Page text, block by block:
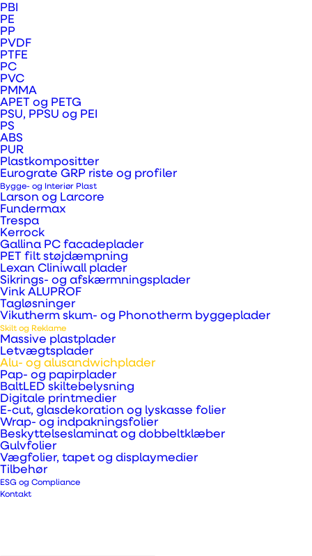
PBI
PE
PP
PVDF
PTFE
PC
PVC
PMMA
APET og PETG
PSU, PPSU og PEI
PS
ABS
PUR
Plastkompositter
Eurograte GRP riste og profiler
Bygge- og Interiør Plast
Larson og Larcore
Fundermax
Trespa
Kerrock
Gallina PC facadeplader
PET filt støjdæmpning
Lexan Cliniwall plader
Sikrings- og afskærmningsplader
Vink ALUPROF
Tagløsninger
Vikutherm skum- og Phonotherm byggeplader
Skilt og Reklame
Massive plastplader
Letvægtsplader
Alu- og alusandwichplader
Pap- og papirplader
BaltLED skiltebelysning
Digitale printmedier
E-cut, glasdekoration og lyskasse folier
Wrap- og indpakningsfolier
Beskyttelseslaminat og dobbeltklæber
Gulvfolier
Vægfolier, tapet og displaymedier
Tilbehør
ESG og Compliance
Kontakt
hvorpå der skal printes eller
Som et resultat er netop
alusandwichplader blandt de
foretrukne skilteplader i Danmark
i kort tids- eller højvolumen
kvalitet til den rigtige pris.